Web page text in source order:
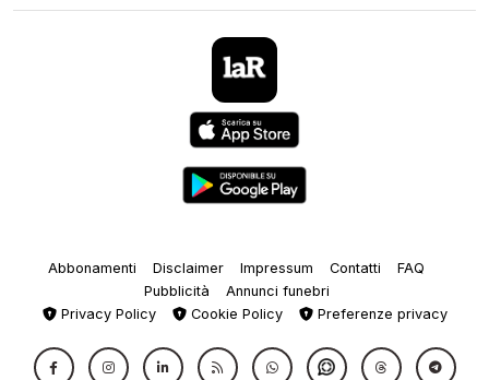
Abbonamenti Disclaimer Impressum Contatti
FAQ
Pubblicità
Annunci funebri
Privacy Policy
Cookie Policy Preferenze privacy